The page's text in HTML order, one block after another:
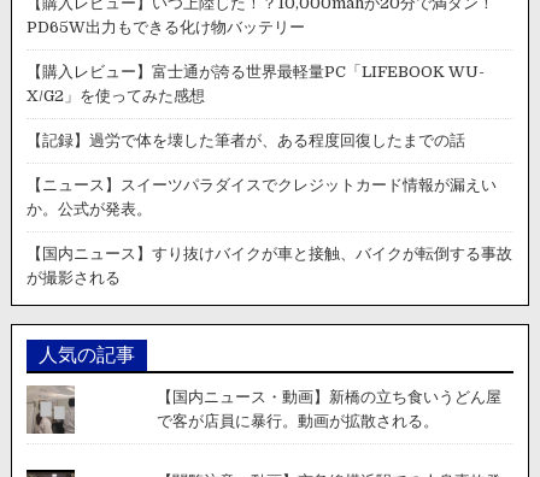
PD65W出力もできる化け物バッテリー
【購入レビュー】富士通が誇る世界最軽量PC「LIFEBOOK WU-
X/G2」を使ってみた感想
【記録】過労で体を壊した筆者が、ある程度回復したまでの話
【ニュース】スイーツパラダイスでクレジットカード情報が漏えい
か。公式が発表。
【国内ニュース】すり抜けバイクが車と接触、バイクが転倒する事故
が撮影される
人気の記事
【国内ニュース・動画】新橋の立ち食いうどん屋
で客が店員に暴行。動画が拡散される。